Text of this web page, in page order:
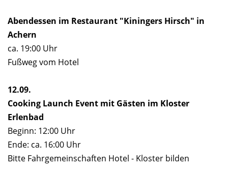
Keine Präferenzen
Vegetarisches Essen
ANGABEN ZUR LEBENSMITTELUNVERTRÄGLICHKEIT
WEITERE MITTEILUNG:
Abendessen im Restaurant "Kiningers Hirsch" in
Achern
ca. 19:00 Uhr
Fußweg vom Hotel
12.09.
Cooking Launch Event mit Gästen im Kloster
Erlenbad
Beginn: 12:00 Uhr
Ende: ca. 16:00 Uhr
Bitte Fahrgemeinschaften Hotel - Kloster bilden